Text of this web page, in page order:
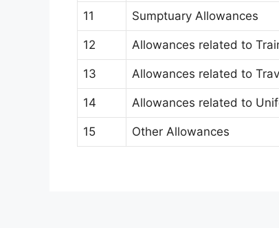
11 Sumptuary Allowances
12 Allowances related to
13 Allowances related to
14 Allowances related to
15 Other Allowances